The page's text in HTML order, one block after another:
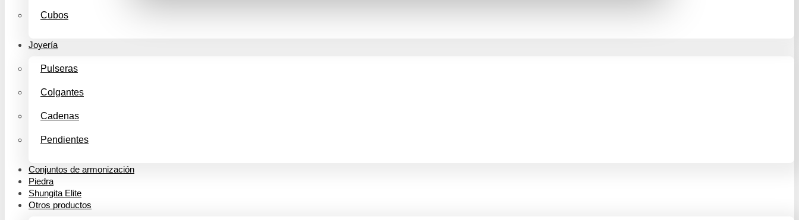
Cubos
Joyería
Pulseras
Colgantes
Cadenas
Pendientes
Conjuntos de armonización
Piedra
Shungita Elite
Otros productos